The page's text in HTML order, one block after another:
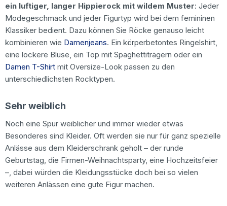
ein luftiger, langer Hippierock mit wildem Muster: Jeder
Modegeschmack und jeder Figurtyp wird bei dem femininen
Klassiker bedient. Dazu können Sie Röcke genauso leicht
kombinieren wie Damenjeans. Ein körperbetontes Ringelshirt,
eine lockere Bluse, ein Top mit Spaghettiträgern oder ein
Damen T-Shirt mit Oversize-Look passen zu den
unterschiedlichsten Rocktypen.
Sehr weiblich
Noch eine Spur weiblicher und immer wieder etwas
Besonderes sind Kleider. Oft werden sie nur für ganz spezielle
Anlässe aus dem Kleiderschrank geholt – der runde
Geburtstag, die Firmen-Weihnachtsparty, eine Hochzeitsfeier
–, dabei würden die Kleidungsstücke doch bei so vielen
weiteren Anlässen eine gute Figur machen.